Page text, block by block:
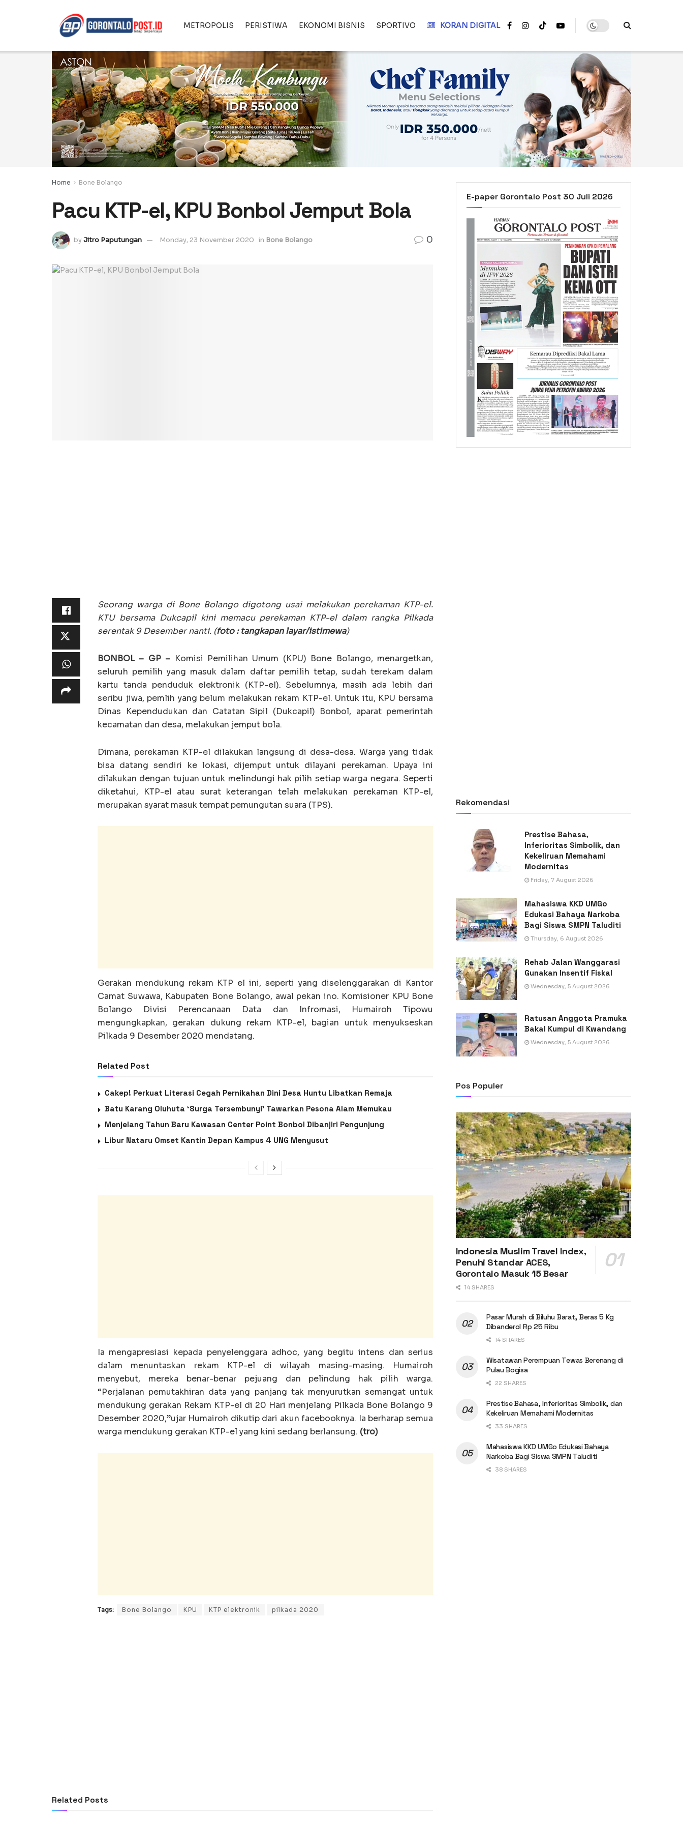
METROPOLIS PERISTIWA EKONOMI BISNIS SPORTIVO KORAN DIGITAL
Home Bone Bolango
Pacu KTP-el, KPU Bonbol Jemput Bola
byJitro Paputungan Monday, 23 November 2020 in Bone Bolango 0
Seorang warga di Bone Bolango digotong usai melakukan perekaman KTP-el.
KTU bersama Dukcapil kini memacu perekaman KTP-el dalam rangka Pilkada
serentak 9 Desember nanti. (foto : tangkapan layar/istimewa)
BONBOL – GP – Komisi Pemilihan Umum (KPU) Bone Bolango, menargetkan,
seluruh pemilih yang masuk dalam daftar pemilih tetap, sudah terekam dalam
kartu tanda penduduk elektronik (KTP-el). Sebelumnya, masih ada lebih dari
seribu jiwa, pemlih yang belum melakukan rekam KTP-el. Untuk itu, KPU bersama
Dinas Kependudukan dan Catatan Sipil (Dukcapil) Bonbol, aparat pemerintah
kecamatan dan desa, melakukan jemput bola.
Dimana, perekaman KTP-el dilakukan langsung di desa-desa. Warga yang tidak
bisa datang sendiri ke lokasi, dijemput untuk dilayani perekaman. Upaya ini
dilakukan dengan tujuan untuk melindungi hak pilih setiap warga negara. Seperti
diketahui, KTP-el atau surat keterangan telah melakukan perekaman KTP-el,
merupakan syarat masuk tempat pemungutan suara (TPS).
Gerakan mendukung rekam KTP el ini, seperti yang diselenggarakan di Kantor
Camat Suwawa, Kabupaten Bone Bolango, awal pekan ino. Komisioner KPU Bone
Bolango Divisi Perencanaan Data dan Infromasi, Humairoh Tipowu
mengungkapkan, gerakan dukung rekam KTP-el, bagian untuk menyukseskan
Pilkada 9 Desember 2020 mendatang.
Related Post
Cakep! Perkuat Literasi Cegah Pernikahan Dini Desa Huntu Libatkan Remaja
Batu Karang Oluhuta ‘Surga Tersembunyi’ Tawarkan Pesona Alam Memukau
Menjelang Tahun Baru Kawasan Center Point Bonbol Dibanjiri Pengunjung
Libur Nataru Omset Kantin Depan Kampus 4 UNG Menyusut
Ia mengapresiasi kepada penyelenggara adhoc, yang begitu intens dan serius
dalam menuntaskan rekam KTP-el di wilayah masing-masing. Humairoh
menyebut, mereka benar-benar pejuang dan pelindung hak pilih warga.
“Perjalanan pemutakhiran data yang panjang tak menyurutkan semangat untuk
mendukung gerakan Rekam KTP-el di 20 Hari menjelang Pilkada Bone Bolango 9
Desember 2020,”ujar Humairoh dikutip dari akun facebooknya. Ia berharap semua
warga mendukung gerakan KTP-el yang kini sedang berlansung. (tro)
Tags: Bone Bolango KPU KTP elektronik pilkada 2020
Related Posts
E-paper Gorontalo Post 30 Juli 2026
Rekomendasi
Prestise Bahasa,
Inferioritas Simbolik, dan
Kekeliruan Memahami
Modernitas
Friday, 7 August 2026
Mahasiswa KKD UMGo
Edukasi Bahaya Narkoba
Bagi Siswa SMPN Taluditi
Thursday, 6 August 2026
Rehab Jalan Wanggarasi
Gunakan Insentif Fiskal
Wednesday, 5 August 2026
Ratusan Anggota Pramuka
Bakal Kumpul di Kwandang
Wednesday, 5 August 2026
Pos Populer
Indonesia Muslim Travel Index,
Penuhi Standar ACES,
Gorontalo Masuk 15 Besar
14 SHARES
Pasar Murah di Biluhu Barat, Beras 5 Kg
Dibanderol Rp 25 Ribu
14 SHARES
Wisatawan Perempuan Tewas Berenang di
Pulau Bogisa
22 SHARES
Prestise Bahasa, Inferioritas Simbolik, dan
Kekeliruan Memahami Modernitas
33 SHARES
Mahasiswa KKD UMGo Edukasi Bahaya
Narkoba Bagi Siswa SMPN Taluditi
38 SHARES